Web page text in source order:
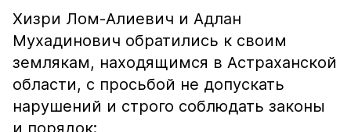
Хизри Лом-Алиевич и Адлан
Мухадинович обратились к своим
землякам, находящимся в Астраханской
области, с просьбой не допускать
нарушений и строго соблюдать законы
и порядок: